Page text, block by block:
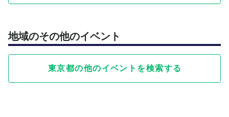
地域のその他のイベント
東京都の他のイベントを検索する